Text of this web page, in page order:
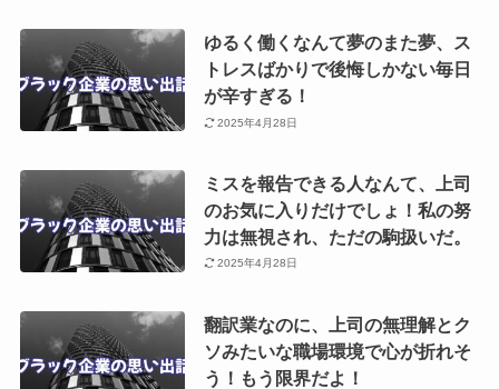
ゆるく働くなんて夢のまた夢、ス
トレスばかりで後悔しかない毎日
が辛すぎる！
2025年4月28日
ミスを報告できる人なんて、上司
のお気に入りだけでしょ！私の努
力は無視され、ただの駒扱いだ。
2025年4月28日
翻訳業なのに、上司の無理解とク
ソみたいな職場環境で心が折れそ
う！もう限界だよ！